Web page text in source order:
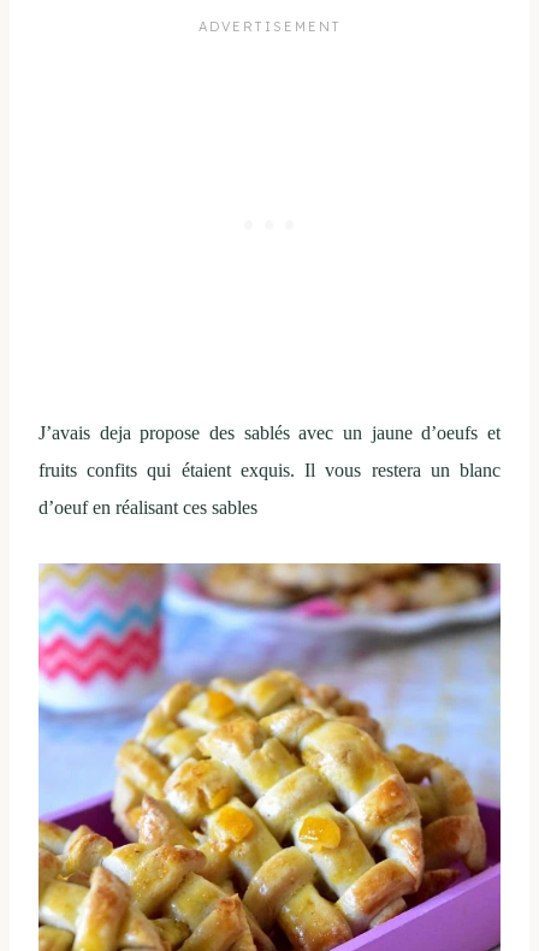
J’avais deja propose des sablés avec un jaune d’oeufs et
fruits confits qui étaient exquis. Il vous restera un blanc
d’oeuf en réalisant ces sables